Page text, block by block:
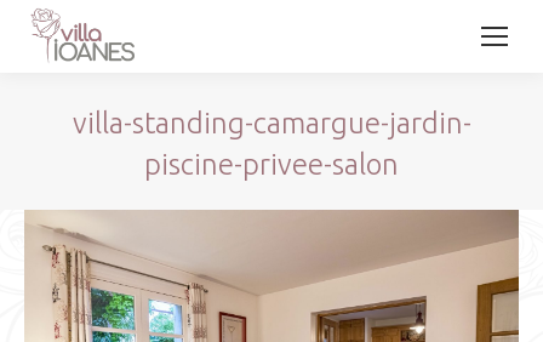
villa-standing-camargue-jardin-
piscine-privee-salon